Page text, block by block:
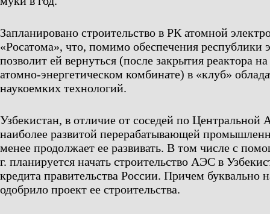
Запланировано строительство в РК атомной
«Росатома», что, помимо обеспечения республики
позволит ей вернуться (после закрытия реактора
атомно-энергетическом комбинате) в «клуб»
наукоемких технологий.
Узбекистан, в отличие от соседей по Центральной
наиболее развитой перерабатывающей
менее продолжает ее развивать. В том числе с
г. планируется начать строительство АЭС в
кредита правительства России. Причем
одобрило проект ее строительства.